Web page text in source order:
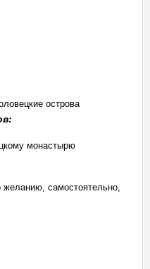
острова
монастырю
самостоятельно,